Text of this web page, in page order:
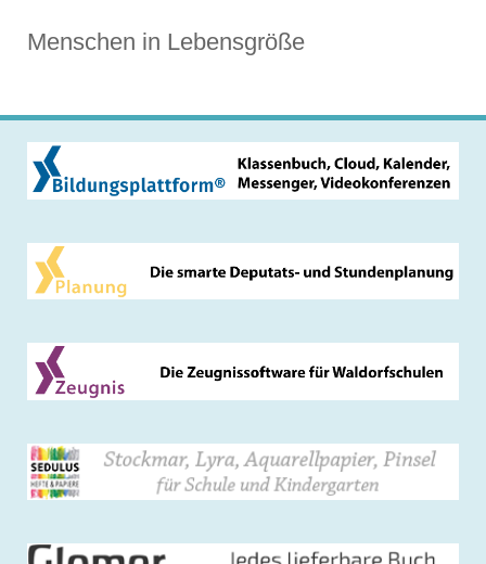
Menschen in Lebensgröße